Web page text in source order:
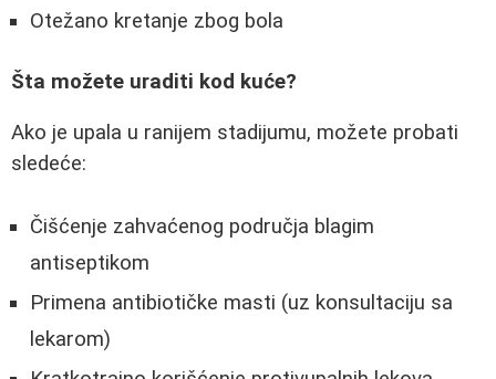
Otežano kretanje zbog bola
Šta možete uraditi kod kuće?
Ako je upala u ranijem stadijumu, možete probati
sledeće:
Čišćenje zahvaćenog područja blagim
antiseptikom
Primena antibiotičke masti (uz konsultaciju sa
lekarom)